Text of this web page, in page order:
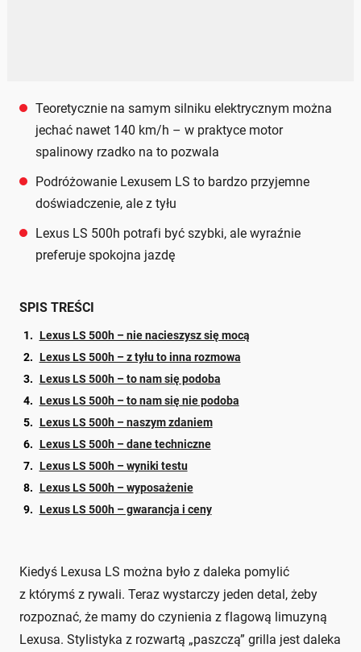
Teoretycznie na samym silniku elektrycznym można
jechać nawet 140 km/h – w praktyce motor
spalinowy rzadko na to pozwala
Podróżowanie Lexusem LS to bardzo przyjemne
doświadczenie, ale z tyłu
Lexus LS 500h potrafi być szybki, ale wyraźnie
preferuje spokojna jazdę
SPIS TREŚCI
Lexus LS 500h – nie nacieszysz się mocą
Lexus LS 500h – z tyłu to inna rozmowa
Lexus LS 500h – to nam się podoba
Lexus LS 500h – to nam się nie podoba
Lexus LS 500h – naszym zdaniem
Lexus LS 500h – dane techniczne
Lexus LS 500h – wyniki testu
Lexus LS 500h – wyposażenie
Lexus LS 500h – gwarancja i ceny
Kiedyś Lexusa LS można było z daleka pomylić
z którymś z rywali. Teraz wystarczy jeden detal, żeby
rozpoznać, że mamy do czynienia z flagową limuzyną
Lexusa. Stylistyka z rozwartą „paszczą” grilla jest daleka